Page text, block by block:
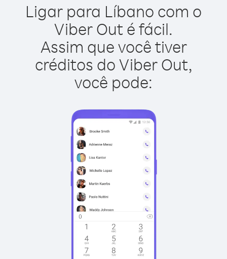
Ligar para Líbano com o
Viber Out é fácil.
Assim que você tiver
créditos do Viber Out,
você pode: